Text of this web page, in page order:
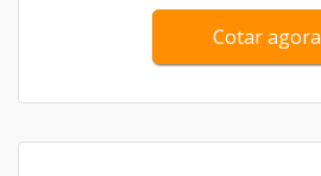
Cotar agora